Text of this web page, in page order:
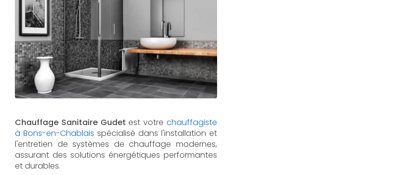
Chauffage Sanitaire Gudet est votre chauffagiste
à Bons-en-Chablais spécialisé dans l'installation et
l'entretien de systèmes de chauffage modernes,
assurant des solutions énergétiques performantes
et durables.